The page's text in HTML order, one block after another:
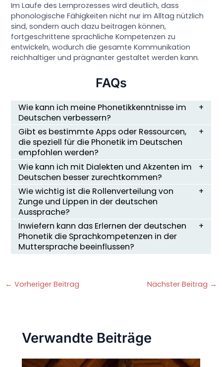
Im Laufe des Lernprozesses wird deutlich, dass
phonologische Fähigkeiten nicht nur im Alltag nützlich
sind, sondern auch dazu beitragen können,
fortgeschrittene sprachliche Kompetenzen zu
entwickeln, wodurch die gesamte Kommunikation
reichhaltiger und prägnanter gestaltet werden kann.
FAQs
Wie kann ich meine Phonetikkenntnisse im
Deutschen verbessern?
Gibt es bestimmte Apps oder Ressourcen,
die speziell für die Phonetik im Deutschen
empfohlen werden?
Wie kann ich mit Dialekten und Akzenten im
Deutschen besser zurechtkommen?
Wie wichtig ist die Rollenverteilung von
Zunge und Lippen in der deutschen
Aussprache?
Inwiefern kann das Erlernen der deutschen
Phonetik die Sprachkompetenzen in der
Muttersprache beeinflussen?
← Vorheriger Beitrag Nächster Beitrag →
Verwandte Beiträge